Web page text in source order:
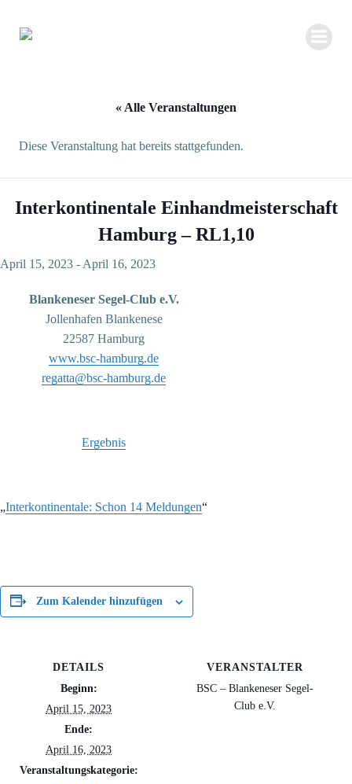
« Alle Veranstaltungen
Diese Veranstaltung hat bereits stattgefunden.
Interkontinentale Einhandmeisterschaft
Hamburg – RL1,10
April 15, 2023 - April 16, 2023
Blankeneser Segel-Club e.V.
Jollenhafen Blankenese
22587 Hamburg
www.bsc-hamburg.de
regatta@bsc-hamburg.de
Ergebnis
Interkontinentale: Schon 14 Meldungen
Zum Kalender hinzufügen
DETAILS
Beginn:
April 15, 2023
Ende:
April 16, 2023
Veranstaltungskategorie:
VERANSTALTER
BSC – Blankeneser Segel-
Club e.V.